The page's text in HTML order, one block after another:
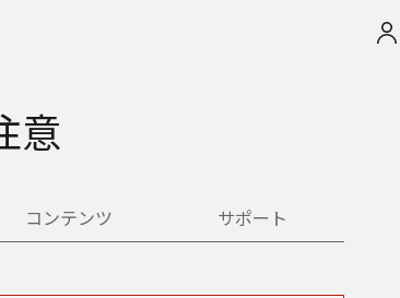
意
コンテンツ サポート